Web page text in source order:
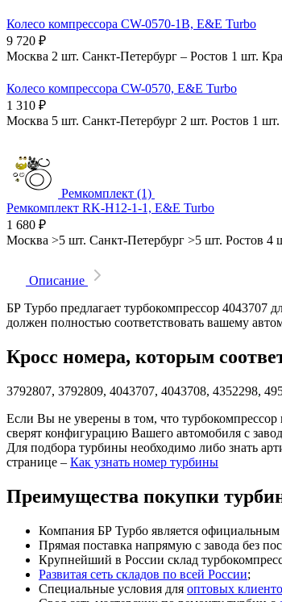
Колесо компрессора CW-0570-1B, E&E Turbo
9 720 ₽
Москва 2 шт. Санкт-Петербург – Ростов 1 шт.
Колесо компрессора CW-0570, E&E Turbo
1 310 ₽
Москва 5 шт. Санкт-Петербург 2 шт. Ростов 1 шт.
Ремкомплект (1)
Ремкомплект RK-H12-1-1, E&E Turbo
1 680 ₽
Москва >5 шт. Санкт-Петербург >5 шт. Ростов 4
Описание
БР Турбо предлагает турбокомпрессор 4043707
должен полностью соответствовать вашему
Кросс номера, которым
3792807, 3792809, 4043707, 4043708, 4352298,
Если Вы не уверены в том, что
сверят конфигурацию Вашего автомобиля с
Для подбора турбины необходимо либо знать
странице – Как узнать номер турбины
Преимущества покупки
Компания БР Турбо является
Прямая поставка напрямую с завода без
Крупнейший в России склад
Развитая сеть складов по всей России;
Специальные условия для оптовых